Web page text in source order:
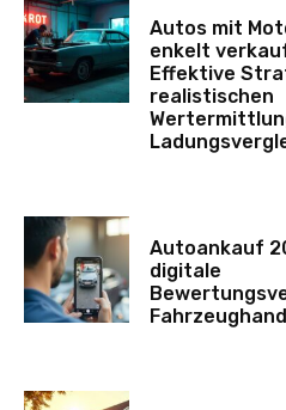
Autos mit
enkelt
Effektive
realistischen
Autoankauf
digitale